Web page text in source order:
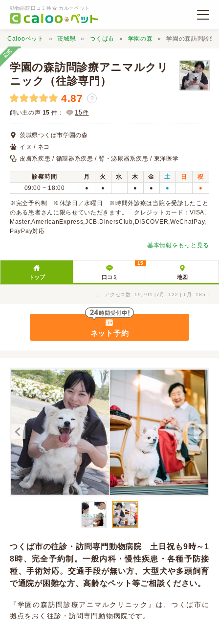
動物病院口コミ検索 カルーペット
動物病院検索
Calooペットとは？
口コミ投稿
Calooペット 茨城県 つくば市 学園の森 学園の森訪問診療
公式
学園の森訪問診療アニマルクリ
ニック（往診専門）
4.87 ？
飼い主の声 15 件： 15件
茨城県つくば市学園の森
イヌ / ネコ
皮膚系疾患 / 循環器系疾患 / 腎・泌尿器系疾患 / 東洋医学
診察時間 月 火 水 木 金 土 日
祝
09:00 ~ 18:00
● ● ● ● ● ●
※完全予約制 ※休診日／水曜日 ※時間外診療は当院を受診したこと
のある患者さんに限らせていただきます。 クレジットカード：VISA,
Master,AmericanExpress,JCB,DinersClub,DISCOVER,WeChatPay,
PayPay対応
基本情報をもっと見る
トップ 口コミ
15
地図
↓ アクセス数: 19,791 [7月: 122 | 6月: 185 ]
ネット予約
つくば市の往診・訪問専門動物病院 土日祝も9時～1
8時、完全予約制。一般内科・慢性疾患・各種予防接
種、手術対応。交通手段が無い方、大型犬や多頭飼育
で通院が困難な方、高齢なペット等ご相談ください。
『学園の森訪問診療アニマルクリニック』は、つくば市に
拠点をおく往診・訪問専門動物病院です。